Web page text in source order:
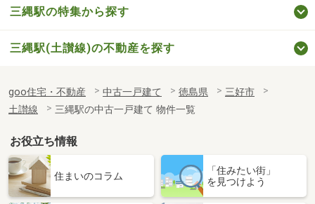
三縄駅の特集から探す
三縄駅(土讃線)の不動産を探す
goo住宅・不動産 中古一戸建て 徳島県
三好市
土讃線
三縄駅の中古一戸建て 物件一覧
お役立ち情報
住まいのコラム
「住みたい街」
を見つけよう